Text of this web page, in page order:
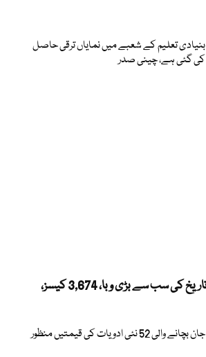
بنیادی تعلیم کے شعبے میں نمایاں ترقی حاصل
کی گئی ہے، چینی صدر
کانگو میں ایبولا کی تاریخ کی سب سے بڑی وبا، 3,674 کیسز،
جان بچانے والی 52 نئی ادویات کی قیمتیں منظور